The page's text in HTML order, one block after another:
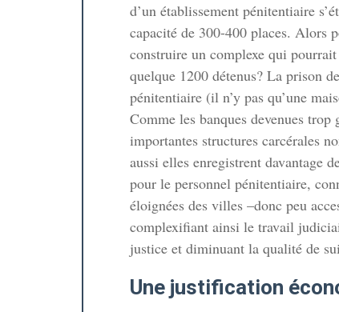
d’un établissement pénitentiaire
capacité de 300-400 places. Alors
construire un complexe qui
quelque 1200 détenus? La prison
pénitentiaire (il n’y pas qu’une
Comme les banques devenues trop
importantes structures carcérales
aussi elles enregistrent davantage
pour le personnel pénitentiaire,
éloignées des villes –donc peu
complexifiant ainsi le travail
justice et diminuant la qualité de
Une justification